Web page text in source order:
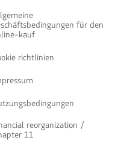
für den
kauf
richtlinien
reorganization /
11